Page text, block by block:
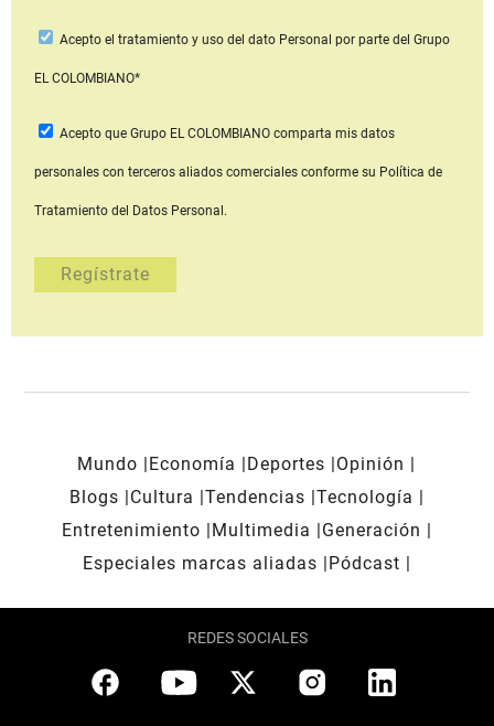
Acepto el tratamiento y uso del dato Personal por parte del Grupo
EL COLOMBIANO*
Acepto que Grupo EL COLOMBIANOcomparta mis datos
personales con terceros aliados comerciales conforme su Política de
Tratamiento del Datos Personal.
Mundo Economía Deportes
Opinión
Blogs
Cultura Tendencias Tecnología
Entretenimiento
Multimedia
Generación
Especiales marcas aliadas
Pódcast
REDES SOCIALES